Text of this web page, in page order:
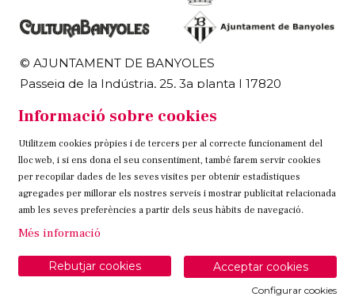
© AJUNTAMENT DE BANYOLES
Passeig de la Indústria, 25, 3a planta | 17820
972 58 18 48 | 972 57 00 50
Sitemap Avís Legal Ús de Cookies Contacteu
Link a instagram
Link a twitter
Link a facebook
Informació sobre cookies
Utilitzem cookies pròpies i de tercers per al correcte funcionament del
lloc web, i si ens dona el seu consentiment, també farem servir cookies
per recopilar dades de les seves visites per obtenir estadístiques
agregades per millorar els nostres serveis i mostrar publicitat relacionada
amb les seves preferències a partir dels seus hàbits de navegació.
Més informació
Acceptar cookies
Rebutjar cookies
Configurar cookies